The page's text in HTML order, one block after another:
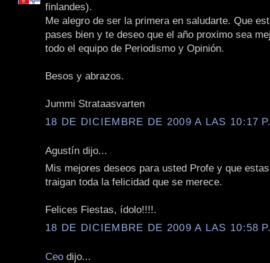
finlandes).
Me alegro de ser la primera en saludarte. Que
pases bien y te deseo que el año proximo sea
todo el equipo de Periodismo y Opinión.
Besos y abrazos.
Jummi Strataasvarten
18 DE DICIEMBRE DE 2009 A LAS 10:17
Agustín dijo...
Mis mejores deseos para usted Profe y que
traigan toda la felicidad que se merece.
Felices Fiestas, ídolo!!!!.
18 DE DICIEMBRE DE 2009 A LAS 10:58
Ceo dijo...